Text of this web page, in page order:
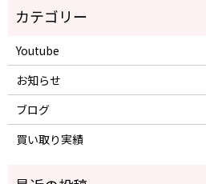
Youtube
お知らせ
ブログ
買い取り実績